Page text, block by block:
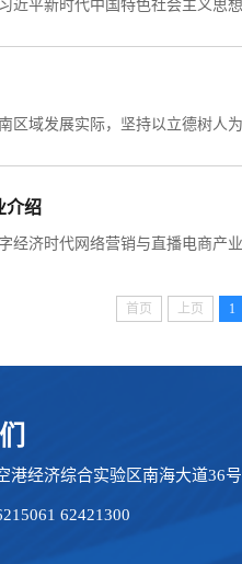
介绍
首页 上页 1
港经济综合实验区南海大道36号
62421300